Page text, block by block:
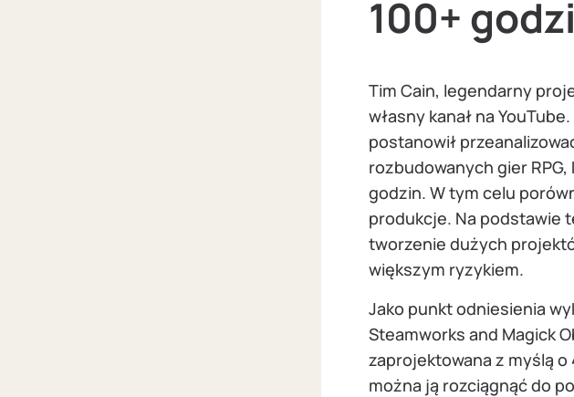
100+
Tim Cain, legendarny
własny kanał na
postanowił
rozbudowanych gier
godzin. W tym celu
produkcje. Na podstawie
tworzenie dużych
większym ryzykiem.
Jako punkt odniesienia
Steamworks and Magick
zaprojektowana z myślą
można ją rozciągnąć do